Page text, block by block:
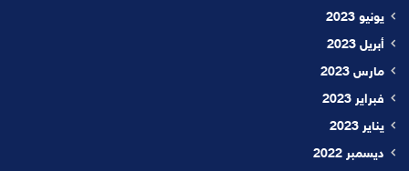
يونيو 2023
أبريل 2023
مارس 2023
فبراير 2023
يناير 2023
ديسمبر 2022